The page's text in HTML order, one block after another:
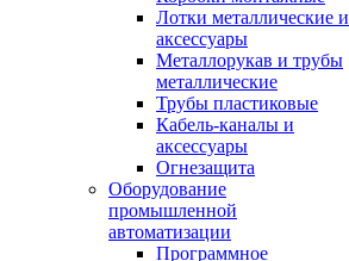
Лотки металлические и
аксессуары
Металлорукав и трубы
металлические
Трубы пластиковые
Кабель-каналы и
аксессуары
Огнезащита
Оборудование
промышленной
автоматизации
Программное